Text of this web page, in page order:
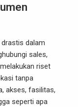
dalam
sales,
riset
tanpa
akses, fasilitas,
seperti apa